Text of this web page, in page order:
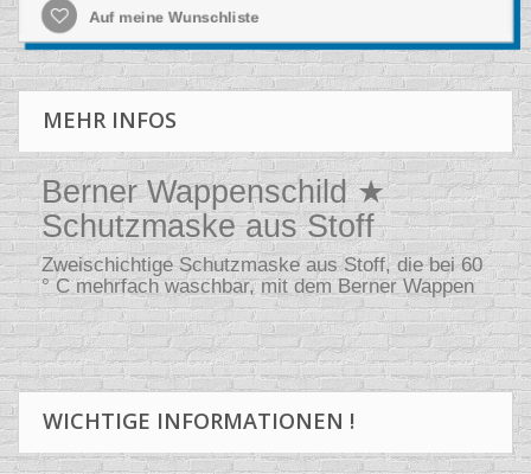
Auf meine Wunschliste
MEHR INFOS
Berner Wappenschild ★
Schutzmaske aus Stoff
Zweischichtige Schutzmaske aus Stoff, die bei 60
° C mehrfach waschbar, mit dem Berner Wappen
WICHTIGE INFORMATIONEN !